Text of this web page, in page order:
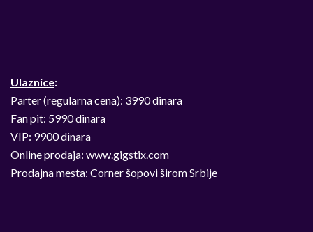
Ulaznice:
Parter (regularna cena): 3990 dinara
Fan pit: 5990 dinara
VIP: 9900 dinara
Online prodaja: www.gigstix.com
Prodajna mesta: Corner šopovi širom Srbije